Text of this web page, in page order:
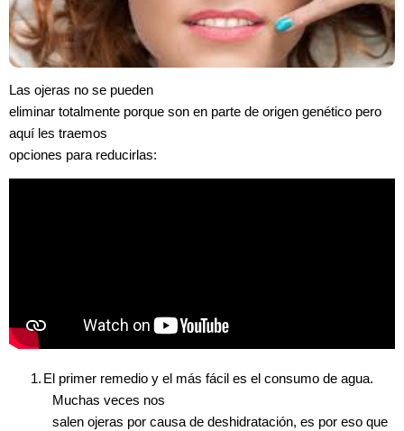
Las ojeras no se pueden
eliminar totalmente porque son en parte de origen genético pero
aquí les traemos
opciones para reducirlas:
1. El primer remedio y el más fácil es el consumo de agua.
Muchas veces nos
salen ojeras por causa de deshidratación, es por eso que